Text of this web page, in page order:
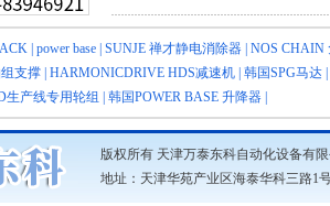
power base SUNJE 禅才静电消除器 NOS CHAIN
支撑 HARMONICDRIVE HDS减速机 韩国SPG马达
生产线专用轮组 韩国POWER BASE 升降器
版权所有 天津万泰东科自动化设备有
地址：天津华苑产业区海泰华科三路1